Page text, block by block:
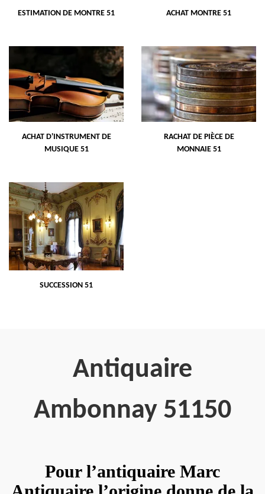
ESTIMATION DE MONTRE 51 ACHAT MONTRE 51
ACHAT D'INSTRUMENT DE
MUSIQUE 51
RACHAT DE PIÈCE DE
MONNAIE 51
SUCCESSION 51
Antiquaire
Ambonnay 51150
Pour l’antiquaire Marc